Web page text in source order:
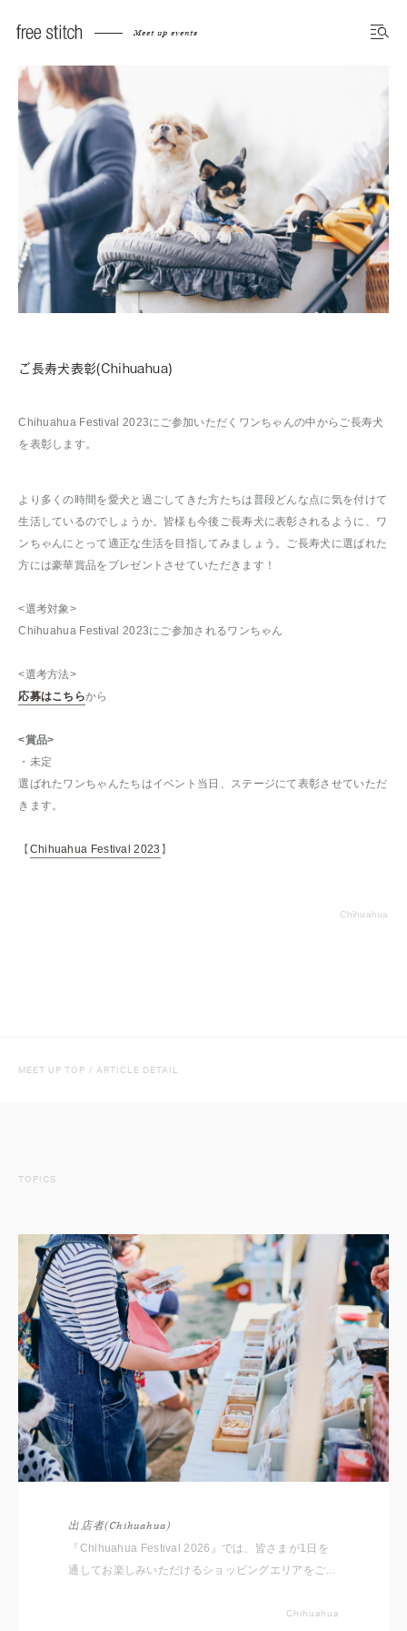
Meet up events
ご長寿犬表彰(Chihuahua)
Chihuahua Festival 2023にご参加いただくワンちゃんの中からご長寿犬
を表彰します。
より多くの時間を愛犬と過ごしてきた方たちは普段どんな点に気を付けて
生活しているのでしょうか。皆様も今後ご長寿犬に表彰されるように、ワ
ンちゃんにとって適正な生活を目指してみましょう。ご長寿犬に選ばれた
方には豪華賞品をプレゼントさせていただきます！
<選考対象>
Chihuahua Festival 2023にご参加されるワンちゃん
<選考方法>
応募はこちらから
<賞品>
・未定
選ばれたワンちゃんたちはイベント当日、ステージにて表彰させていただ
きます。
【Chihuahua Festival 2023 】
Chihuahua
MEET UP TOP / ARTICLE DETAIL
TOPICS
出店者(Chihuahua)
『Chihuahua Festival 2026』では、皆さまが1日を
通してお楽しみいただけるショッピングエリアをご用
をご紹介いたしますので事前にチェックしてください
Chihuahua